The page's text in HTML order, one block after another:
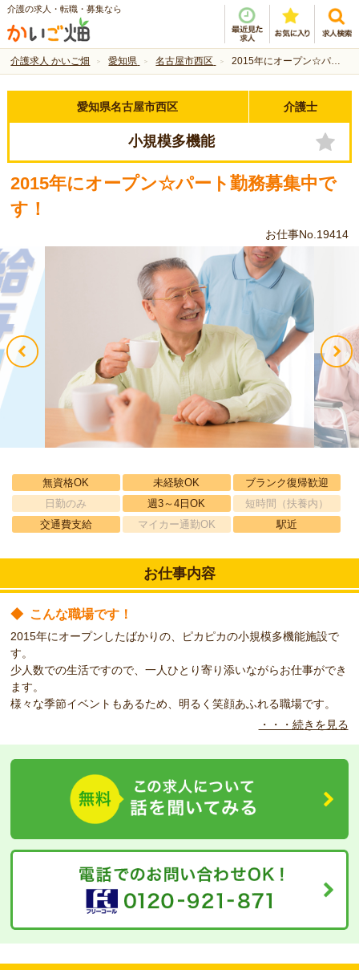
介護の求人・転職・募集なら
介護求人 かいご畑 愛知県 名古屋市西区 2015年にオープン☆パート勤務募集中です！
愛知県名古屋市西区 介護士
小規模多機能
2015年にオープン☆パート勤務募集中で
す！
お仕事No.19414
無資格OK 未経験OK
ブランク復帰歓迎
日勤のみ
週3～4日OK
短時間（扶養内）
交通費支給
マイカー通勤OK 駅近
お仕事内容
◆ こんな職場です！
2015年にオープンしたばかりの、ピカピカの小規模多機能施設で
す。
少人数での生活ですので、一人ひとり寄り添いながらお仕事ができ
ます。
様々な季節イベントもあるため、明るく笑顔あふれる職場です。
勤務時間の制限のある方でも随時相談可能です。。新しい施設で一
緒にお仕事してみませんか？お気軽にご相談ください。
・・・続きを見る